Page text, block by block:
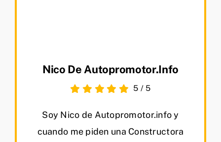
Nico De Autopromotor.info
5 / 5
Soy Nico de Autopromotor.info y
cuando me piden una Constructora